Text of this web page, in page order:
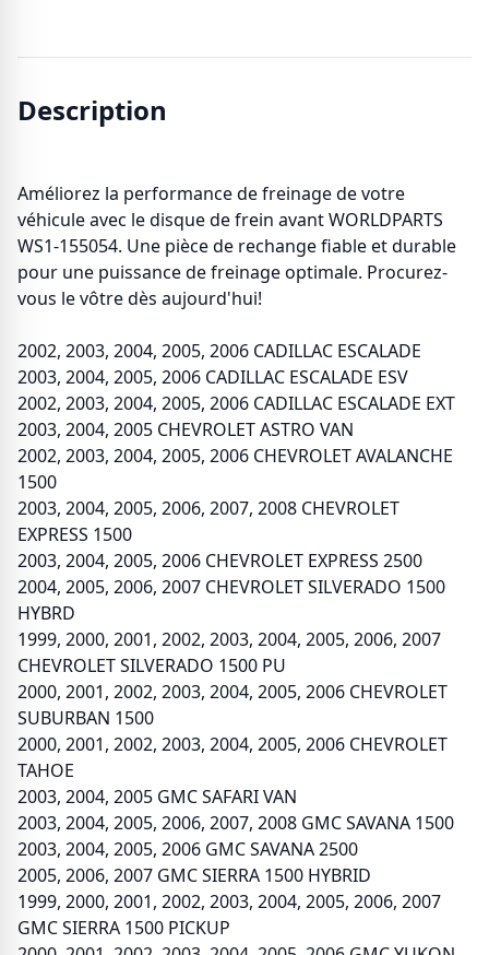
Description
Améliorez la performance de freinage de votre
véhicule avec le disque de frein avant WORLDPARTS
WS1-155054. Une pièce de rechange fiable et durable
pour une puissance de freinage optimale. Procurez-
vous le vôtre dès aujourd'hui!
2002, 2003, 2004, 2005, 2006 CADILLAC ESCALADE
2003, 2004, 2005, 2006 CADILLAC ESCALADE ESV
2002, 2003, 2004, 2005, 2006 CADILLAC ESCALADE EXT
2003, 2004, 2005 CHEVROLET ASTRO VAN
2002, 2003, 2004, 2005, 2006 CHEVROLET AVALANCHE
1500
2003, 2004, 2005, 2006, 2007, 2008 CHEVROLET
EXPRESS 1500
2003, 2004, 2005, 2006 CHEVROLET EXPRESS 2500
2004, 2005, 2006, 2007 CHEVROLET SILVERADO 1500
HYBRD
1999, 2000, 2001, 2002, 2003, 2004, 2005, 2006, 2007
CHEVROLET SILVERADO 1500 PU
2000, 2001, 2002, 2003, 2004, 2005, 2006 CHEVROLET
SUBURBAN 1500
2000, 2001, 2002, 2003, 2004, 2005, 2006 CHEVROLET
TAHOE
2003, 2004, 2005 GMC SAFARI VAN
2003, 2004, 2005, 2006, 2007, 2008 GMC SAVANA 1500
2003, 2004, 2005, 2006 GMC SAVANA 2500
2005, 2006, 2007 GMC SIERRA 1500 HYBRID
1999, 2000, 2001, 2002, 2003, 2004, 2005, 2006, 2007
GMC SIERRA 1500 PICKUP